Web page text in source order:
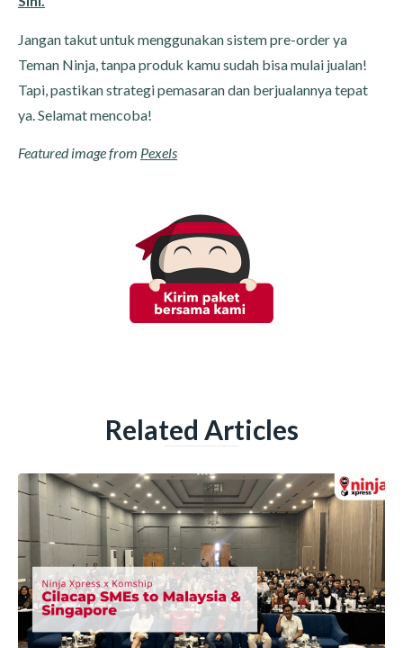
Jangan takut untuk menggunakan sistem pre-order ya
Teman Ninja, tanpa produk kamu sudah bisa mulai jualan!
Tapi, pastikan strategi pemasaran dan berjualannya tepat
ya. Selamat mencoba!
Featured image from Pexels
Related Articles